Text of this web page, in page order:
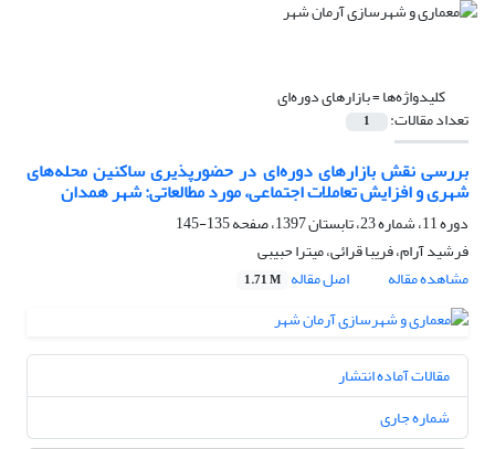
کلیدواژه‌ها =بازارهای دوره‌ای
تعداد مقالات: 1
بررسی نقش بازارهای دوره‌‌ای در حضورپذیری ساکنین محله‌های
شهری و افزایش تعاملات اجتماعی، مورد مطالعاتی: شهر همدان
دوره 11، شماره 23، تابستان 1397، صفحه
135-145
فرشید آرام، فریبا قرائی، میترا حبیبی
مشاهده مقاله
اصل مقاله 1.71 M
مقالات آماده انتشار
شماره جاری